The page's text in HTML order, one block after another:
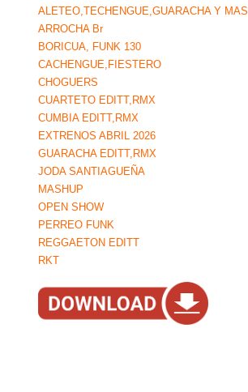
ALETEO,TECHENGUE,GUARACHA Y MAS
ARROCHA Br
BORICUA, FUNK 130
CACHENGUE,FIESTERO
CHOGUERS
CUARTETO EDITT,RMX
CUMBIA EDITT,RMX
EXTRENOS ABRIL 2026
GUARACHA EDITT,RMX
JODA SANTIAGUEÑA
MASHUP
OPEN SHOW
PERREO FUNK
REGGAETON EDITT
RKT